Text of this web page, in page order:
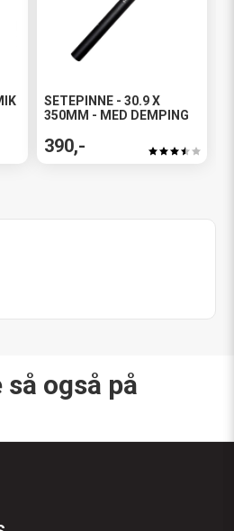
SETEPINNE - 30.9 X
350MM - MED DEMPING
390,-
også på